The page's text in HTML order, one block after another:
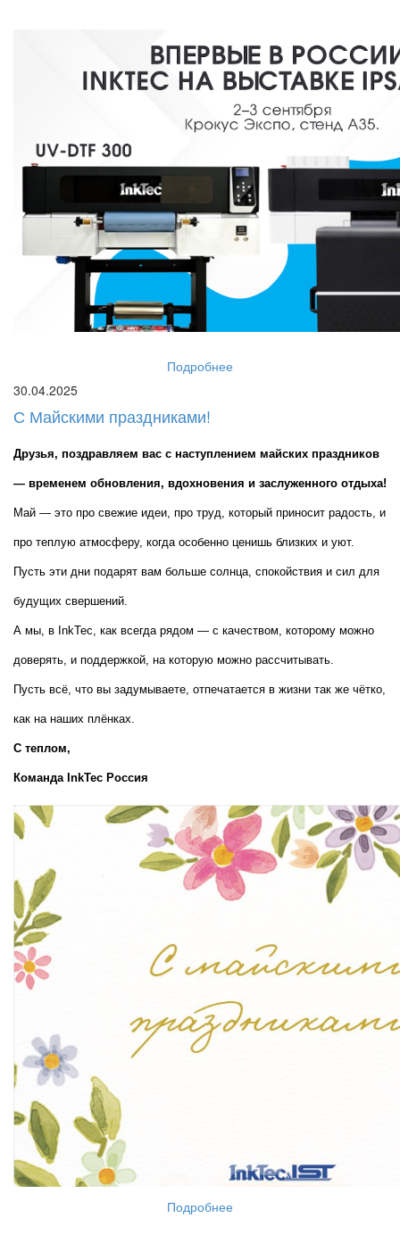
Подробнее
30.04.2025
С Майскими праздниками!
Друзья, поздравляем вас с наступлением майских праздников
— временем обновления, вдохновения и заслуженного отдыха!
Май — это про свежие идеи, про труд, который приносит радость, и
про теплую атмосферу, когда особенно ценишь близких и уют.
Пусть эти дни подарят вам больше солнца, спокойствия и сил для
будущих свершений.
А мы, в InkTec, как всегда рядом — с качеством, которому можно
доверять, и поддержкой, на которую можно рассчитывать.
Пусть всё, что вы задумываете, отпечатается в жизни так же чётко,
как на наших плёнках.
С теплом,
Команда InkTec Россия
Подробнее